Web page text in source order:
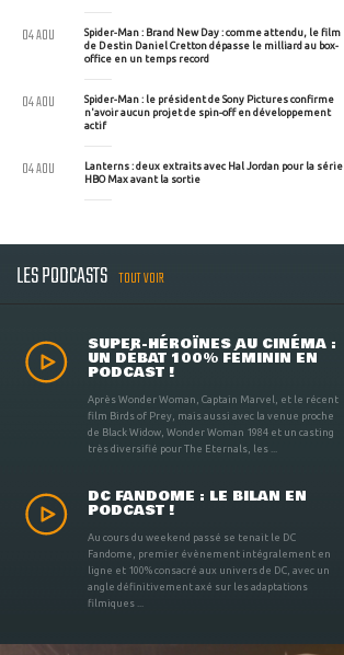
Spider-Man : Brand New Day : comme attendu, le film
de Destin Daniel Cretton dépasse le milliard au box-
office en un temps record
04 AOU
Spider-Man : le président de Sony Pictures confirme
n'avoir aucun projet de spin-off en développement
actif
04 AOU
Lanterns : deux extraits avec Hal Jordan pour la série
HBO Max avant la sortie
04 AOU
LES PODCASTS TOUT VOIR
SUPER-HÉROÏNES AU CINÉMA :
UN DÉBAT 100% FÉMININ EN
PODCAST !
Après Wonder Woman, Captain Marvel, et le récent
film Birds of Prey, mais aussi avec la venue proche
de Black Widow, Wonder Woman 1984 et un casting
très diversifié pour The Eternals, les ...
DC FANDOME : LE BILAN EN
PODCAST !
Au cours du weekend passé se tenait le DC
Fandome, premier évènement intégralement en
ligne et 100% consacré aux univers de DC, avec un
angle définitivement axé sur les adaptations
filmiques ...